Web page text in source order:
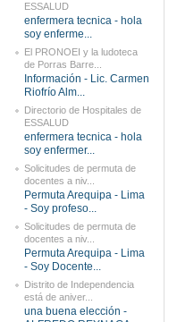
ESSALUD
enfermera tecnica - hola
soy enferme...
El PRONOEI y la ludoteca
de Porras Barre...
Información - Lic. Carmen
Riofrío Alm...
Directorio de Hospitales de
ESSALUD
enfermera tecnica - hola
soy enfermer...
Solicitudes de permuta de
docentes a niv...
Permuta Arequipa - Lima
- Soy profeso...
Solicitudes de permuta de
docentes a niv...
Permuta Arequipa - Lima
- Soy Docente...
Distrito de Independencia
está de aniver...
una buena elección -